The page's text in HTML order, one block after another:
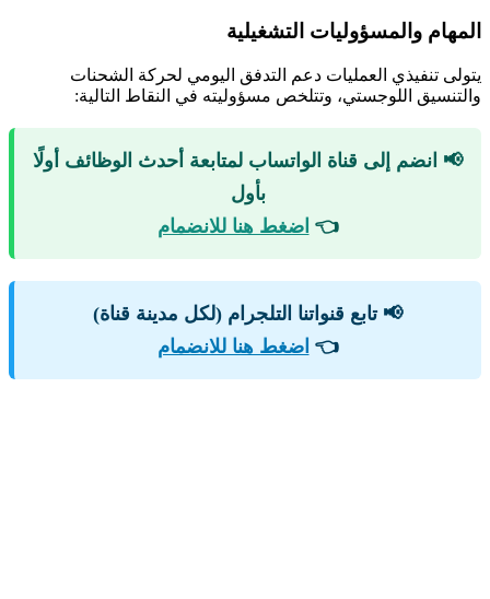
المهام والمسؤوليات التشغيلية
يتولى تنفيذي العمليات دعم التدفق اليومي لحركة الشحنات
والتنسيق اللوجستي، وتتلخص مسؤوليته في النقاط التالية:
📢 انضم إلى قناة الواتساب لمتابعة أحدث الوظائف أولًا
بأول
👈 اضغط هنا للانضمام
📢 تابع قنواتنا التلجرام (لكل مدينة قناة)
👈 اضغط هنا للانضمام